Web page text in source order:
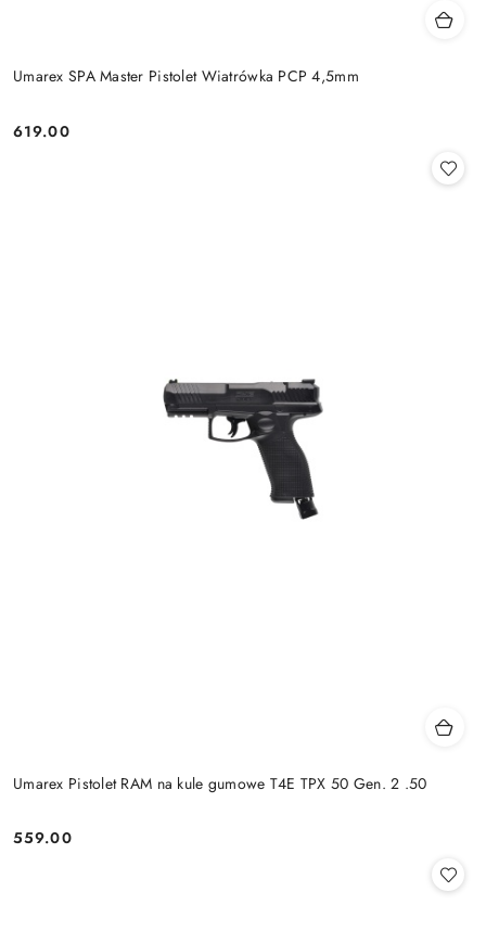
Umarex SPA Master Pistolet Wiatrówka PCP 4,5mm
Cena:
619.00
Umarex Pistolet RAM na kule gumowe T4E TPX 50 Gen. 2 .50
Cena:
559.00